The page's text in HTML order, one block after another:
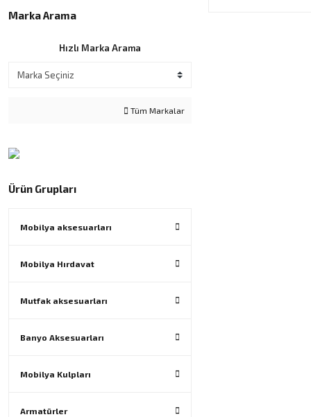
Marka Arama
Hızlı Marka Arama
Tüm Markalar
Ürün Grupları
Mobilya aksesuarları
Mobilya Hırdavat
Mutfak aksesuarları
Banyo Aksesuarları
Mobilya Kulpları
Armatürler